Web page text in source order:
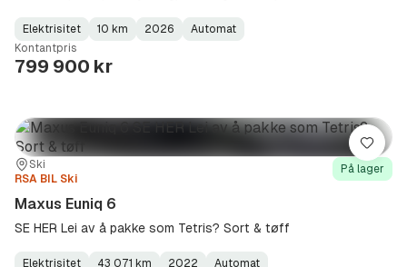
Fuel
Type:
Elektrisitet
Kilometerstand:
10 km
Model
Year:
2026
Gearbox
Type:
Automat
Kontantpris
799 900 kr
Sted:
Ski
Forhandler:
RSA BIL Ski
På lager
Maxus Euniq 6
SE HER Lei av å pakke som Tetris? Sort & tøff
Elektrisitet 43 071 km 2022
Automat
Lagre